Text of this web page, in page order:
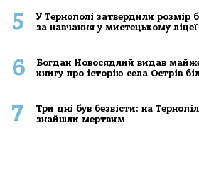
5
У Тернополі затвердили розмір
за навчання у мистецькому
6
Богдан Новосядлий видав
книгу про історію села Острів
7
Три дні був безвісти: на
знайшли мертвим